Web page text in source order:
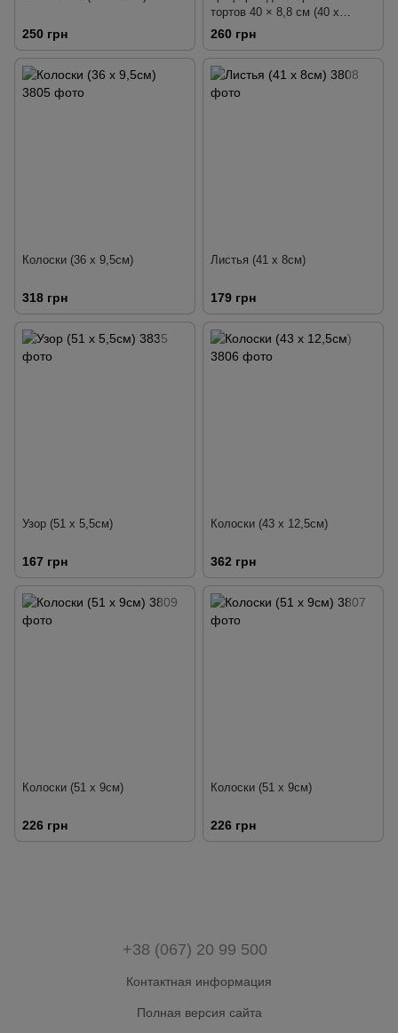
250 грн
тортов 40 × 8,8 см (40 х
8,8см)
260 грн
Колоски (36 х 9,5см)
318 грн
Листья (41 х 8см)
179 грн
Узор (51 х 5,5см)
167 грн
Колоски (43 х 12,5см)
362 грн
Колоски (51 х 9см)
226 грн
Колоски (51 х 9см)
226 грн
+38 (067) 20 99 500
Контактная информация
Полная версия сайта